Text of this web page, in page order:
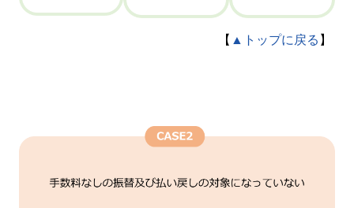
【 ▲トップに戻る 】